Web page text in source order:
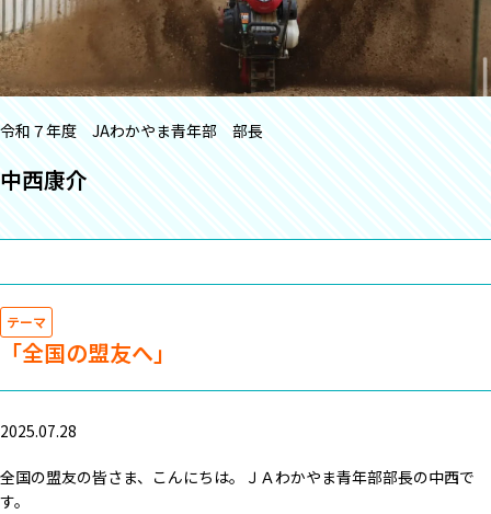
令和７年度 JAわかやま青年部 部長
中西康介
テーマ
「全国の盟友へ」
2025.07.28
全国の盟友の皆さま、こんにちは。ＪＡわかやま青年部部長の中西で
す。